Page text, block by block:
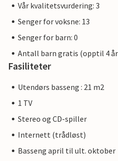
Vår kvalitetsvurdering: 3
Senger for voksne: 13
Senger for barn: 0
Antall barn gratis (opptil 4
Fasiliteter
Utendørs basseng : 21 m2
1 TV
Stereo og CD-spiller
Internett (trådløst)
Basseng april til ult. oktober